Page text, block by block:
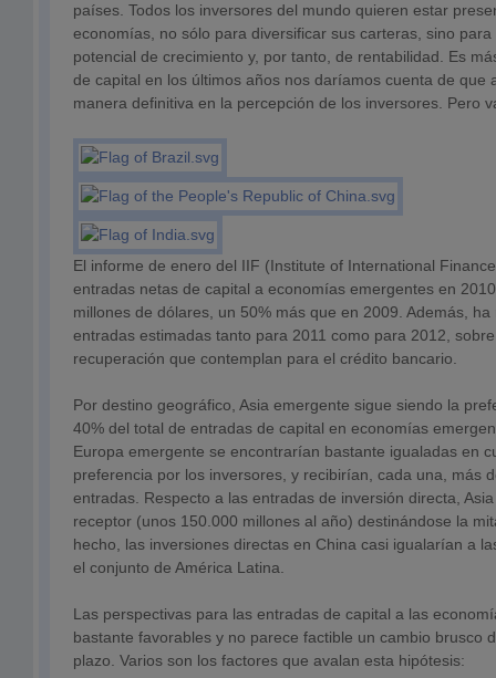
países. Todos los inversores del mundo quieren estar
economías, no sólo para diversificar sus carteras, sino
potencial de crecimiento y, por tanto, de rentabilidad. Es
de capital en los últimos años nos daríamos cuenta de que
manera definitiva en la percepción de los inversores. Pero
El informe de enero del IIF (Institute of International
entradas netas de capital a economías emergentes en
millones de dólares, un 50% más que en 2009. Además,
entradas estimadas tanto para 2011 como para 2012,
recuperación que contemplan para el crédito bancario.
Por destino geográfico, Asia emergente sigue siendo la
40% del total de entradas de capital en economías
Europa emergente se encontrarían bastante igualadas en
preferencia por los inversores, y recibirían, cada una, más
entradas. Respecto a las entradas de inversión directa,
receptor (unos 150.000 millones al año) destinándose la
hecho, las inversiones directas en China casi igualarían a
el conjunto de América Latina.
Las perspectivas para las entradas de capital a las
bastante favorables y no parece factible un cambio brusco
plazo. Varios son los factores que avalan esta hipótesis: